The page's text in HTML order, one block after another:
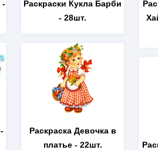
-
-
Раскраски Кукла Барби
- 28шт.
Раскраска Девочка в
платье- 22шт.